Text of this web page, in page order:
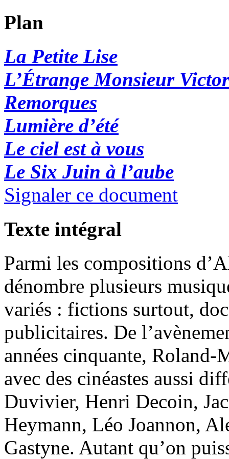
Plan
La Petite Lise
L’Étrange Monsieur Victor
Remorques
Lumière d’été
Le ciel est à vous
Le Six Juin à l’aube
Signaler ce document
Texte intégral
Parmi les compositions
dénombre plusieurs
variés : fictions surtout,
publicitaires. De
années cinquante, Roland-
avec des cinéastes aussi
Duvivier, Henri Decoin,
Heymann, Léo Joannon,
Gastyne. Autant qu’on